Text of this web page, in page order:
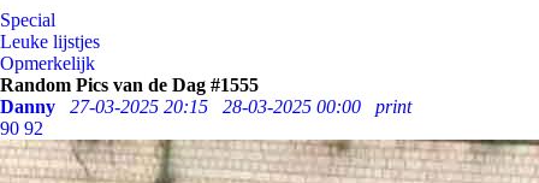
Special
Leuke lijstjes
Opmerkelijk
Random Pics van de Dag #1555
Danny
27-03-2025 20:15 28-03-2025 00:00
print
90 92